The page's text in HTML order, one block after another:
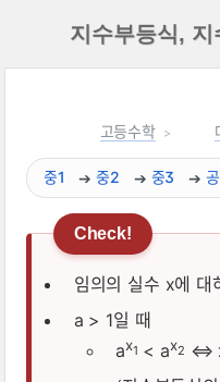
지수부등식, 지
고등수학
중1 중2 중3
임의의 실수 x에 대
a > 1일 때
ax1 < ax2 ⇔